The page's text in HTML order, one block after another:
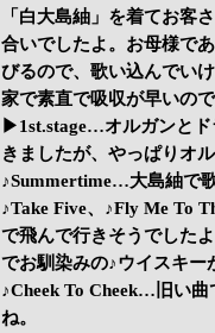
「白大島紬」を着てお客
合いでしたよ。お母様で
びるので、歌い込んでい
家で素直で吸収が早いの
▶1st.stage…オルガンと
きましたが、やっぱりオ
♪Summertime…大島紬で
♪Take Five、♪Fly Me To
で飛んで行きそうでした
でお馴染みの♪ウイスキー
♪Cheek To Cheek…旧い
ね。